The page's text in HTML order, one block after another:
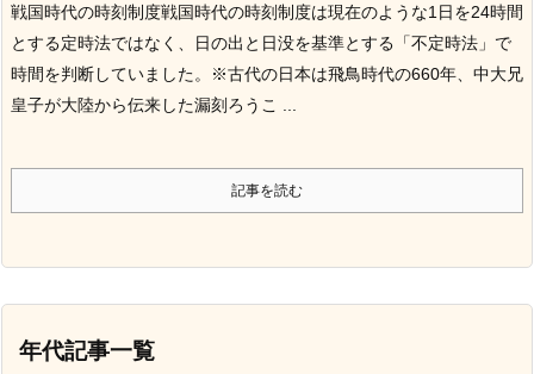
戦国時代の時刻制度戦国時代の時刻制度は現在のような1日を24時間
とする定時法ではなく、日の出と日没を基準とする「不定時法」で
時間を判断していました。
※古代の日本は飛鳥時代の660年、中大兄
皇子が大陸から伝来した漏刻ろうこ ...
記事を読む
年代記事一覧